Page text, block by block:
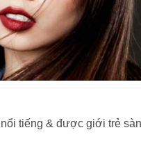
tiếng & được giới trẻ